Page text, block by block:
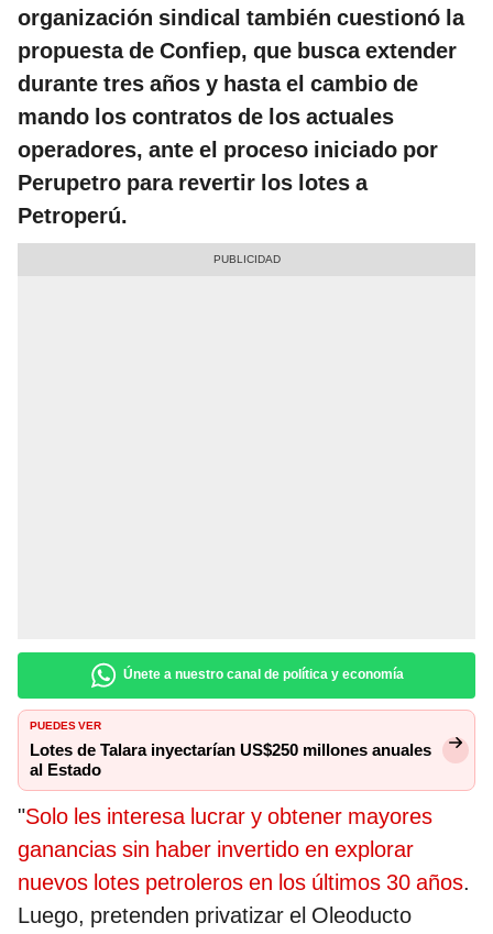
organización sindical también cuestionó la
propuesta de Confiep, que busca extender
durante tres años y hasta el cambio de
mando los contratos de los actuales
operadores, ante el proceso iniciado por
Perupetro para revertir los lotes a
Petroperú.
Únete a nuestro canal de política y economía
PUEDES VER
Lotes de Talara inyectarían US$250 millones anuales
al Estado
"Solo les interesa lucrar y obtener mayores
ganancias sin haber invertido en explorar
nuevos lotes petroleros en los últimos 30 años.
Luego, pretenden privatizar el Oleoducto